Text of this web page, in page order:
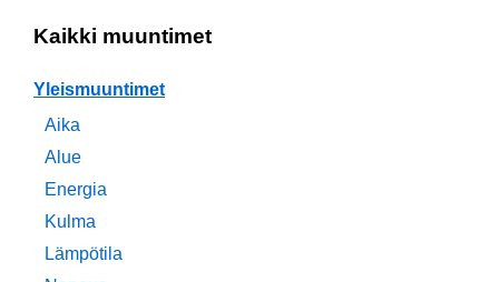
Kaikki muuntimet
Yleismuuntimet
Aika
Alue
Energia
Kulma
Lämpötila